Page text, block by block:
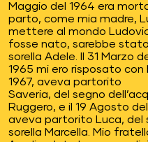
Maggio del 1964 era
parto, come mia madre,
mettere al mondo
fosse nato, sarebbe
sorella Adele. Il 31 Marzo
1965 mi ero risposato con
1967, aveva partorito
Saveria, del segno
Ruggero, e il 19 Agosto
aveva partorito Luca, del
sorella Marcella. Mio